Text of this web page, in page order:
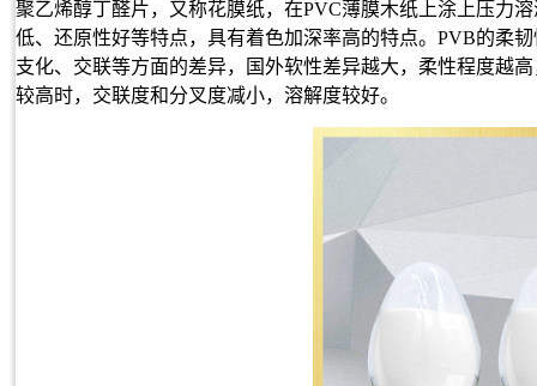
聚乙烯醇丁醛片，又称花膜纸，在PVC薄膜木纸上涂上压力
低、还原性好等特点，具有着色加深率高的特点。PVB的柔
支化、交联等方面的差异，国外软性差异越大，柔性程度越
较高时，交联度和分叉度减小，溶解度较好。